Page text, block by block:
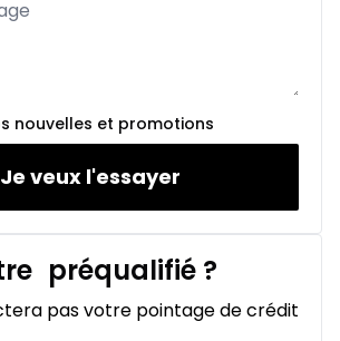
nouvelles et promotions
Je veux l'essayer
préqualifié ?
pas votre pointage de crédit